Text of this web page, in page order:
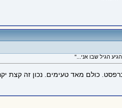
כולם מאד טעימים. נכון זה קצת